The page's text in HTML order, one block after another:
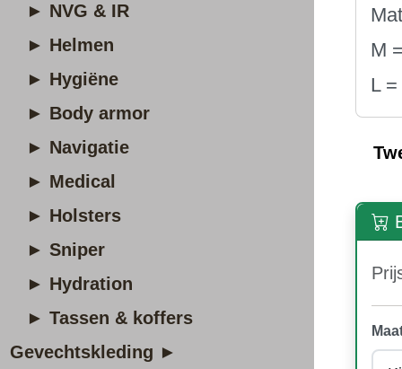
► NVG & IR
► Helmen
► Hygiëne
► Body armor
► Navigatie
► Medical
► Holsters
► Sniper
► Hydration
► Tassen & koffers
Gevechtskleding ►
M
L